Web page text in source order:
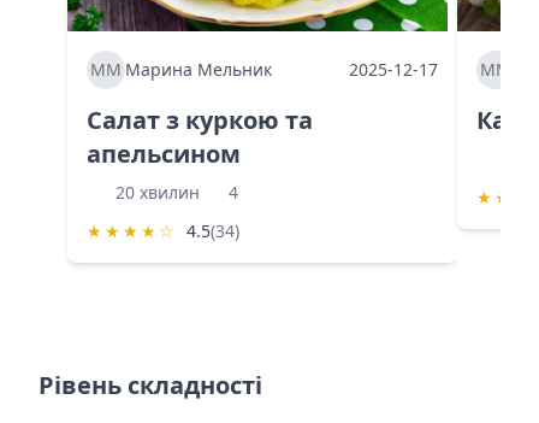
ММ Марина Мельник 2025-12-17
Салат з куркою та
апельсином
20 хвилин
4
★ ★ ★ ★ ☆ 4.5(34)
ММ
★ ★
Рівень складності